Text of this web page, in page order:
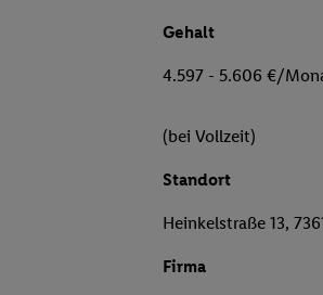
Gehalt
4.597 - 5.606 €/
(bei Vollzeit)
Standort
Heinkelstraße 13,
Firma